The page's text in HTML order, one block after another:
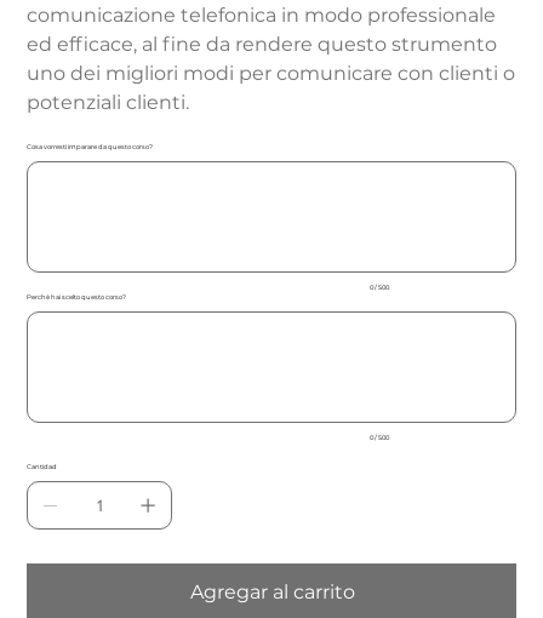
comunicazione telefonica in modo professionale
ed efficace, al fine da rendere questo strumento
uno dei migliori modi per comunicare con clienti o
potenziali clienti.
Cosa vorresti imparare da questo corso?
500
0 / 500
Perchè hai scelto questo corso?
500
0 / 500
Cantidad
Agregar al carrito